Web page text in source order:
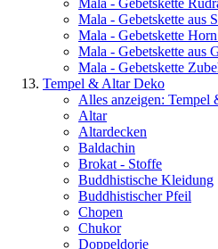
Mala - Gebetskette
Mala - Gebetskette aus
Mala - Gebetskette
Mala - Gebetskette aus
Mala - Gebetskette
Tempel & Altar Deko
Alles anzeigen: Tempel
Altar
Altardecken
Baldachin
Brokat - Stoffe
Buddhistische Kleidung
Buddhistischer Pfeil
Chopen
Chukor
Doppeldorje